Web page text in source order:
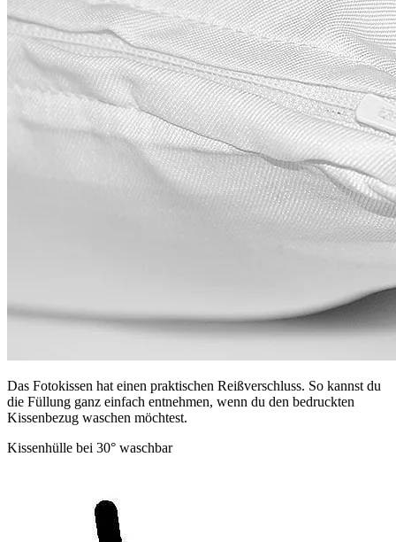
Das Fotokissen hat einen praktischen Reißverschluss. So kannst du
die Füllung ganz einfach entnehmen, wenn du den bedruckten
Kissenbezug waschen möchtest.
Kissenhülle bei 30° waschbar